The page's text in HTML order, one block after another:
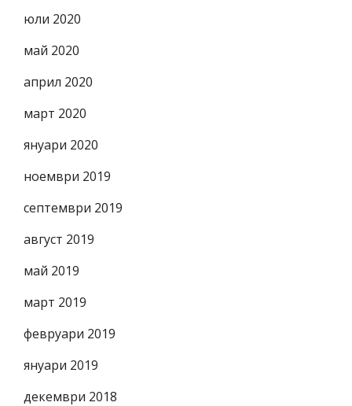
юли 2020
май 2020
април 2020
март 2020
януари 2020
ноември 2019
септември 2019
август 2019
май 2019
март 2019
февруари 2019
януари 2019
декември 2018